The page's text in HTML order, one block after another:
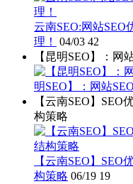
云南SEO:网站SEO
理！
04/03 42
【昆明SEO】：网
明SEO】：网站
【云南SEO】
构策略
【云南SEO】
构策略 06/19 19